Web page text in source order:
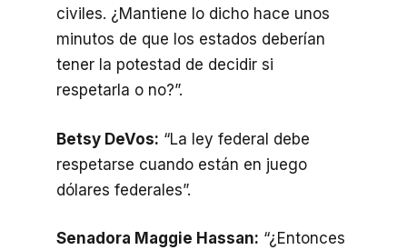
civiles. ¿Mantiene lo dicho hace unos
minutos de que los estados deberían
tener la potestad de decidir si
respetarla o no?”.
Betsy DeVos: “La ley federal debe
respetarse cuando están en juego
dólares federales”.
Senadora Maggie Hassan: “¿Entonces